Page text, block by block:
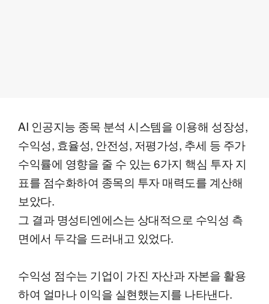
AI 인공지능 종목 분석 시스템을 이용해 성장성,
수익성, 효율성, 안전성, 저평가성, 추세 등 주가
수익률에 영향을 줄 수 있는 6가지 핵심 투자 지
표를 점수화하여 종목의 투자 매력도를 계산해
보았다.
그 결과 명성티엔에스는 상대적으로 수익성 측
면에서 두각을 드러내고 있었다.
수익성 점수는 기업이 가진 자산과 자본을 활용
하여 얼마나 이익을 실현했는지를 나타낸다.